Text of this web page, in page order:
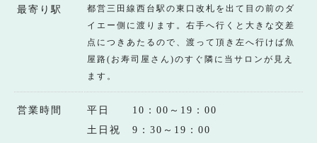
最寄り駅
都営三田線西台駅の東口改札を出て目の前のダ
イエー側に渡ります。右手へ行くと大きな交差
点につきあたるので、渡って頂き左へ行けば魚
屋路(お寿司屋さん)のすぐ隣に当サロンが見え
ます。
営業時間
平日 10：00～19：00
土日祝 9：30～19：00